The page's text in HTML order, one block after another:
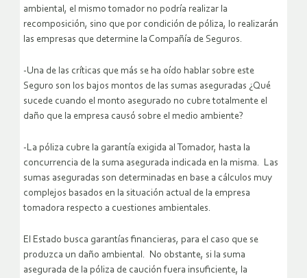
ambiental, el mismo tomador no podría realizar la
recomposición, sino que por condición de póliza, lo realizarán
las empresas que determine la Compañía de Seguros.
-Una de las críticas que más se ha oído hablar sobre este
Seguro son los bajos montos de las sumas aseguradas ¿Qué
sucede cuando el monto asegurado no cubre totalmente el
daño que la empresa causó sobre el medio ambiente?
-La póliza cubre la garantía exigida al Tomador, hasta la
concurrencia de la suma asegurada indicada en la misma. Las
sumas aseguradas son determinadas en base a cálculos muy
complejos basados en la situación actual de la empresa
tomadora respecto a cuestiones ambientales.
El Estado busca garantías financieras, para el caso que se
produzca un daño ambiental. No obstante, si la suma
asegurada de la póliza de caución fuera insuficiente, la